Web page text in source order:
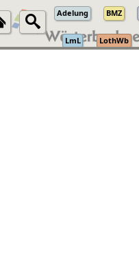
Adelung BMZ
LmL LothWb